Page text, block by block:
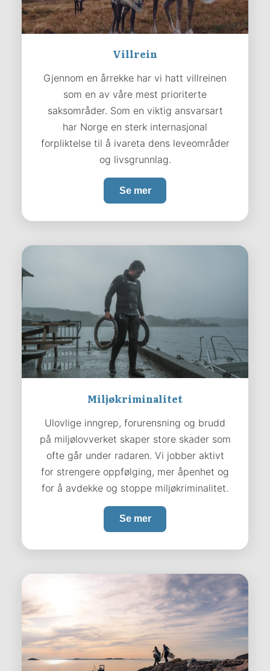
Villrein
Gjennom en årrekke har vi hatt villreinen
som en av våre mest prioriterte
saksområder. Som en viktig ansvarsart
har Norge en sterk internasjonal
forpliktelse til å ivareta dens leveområder
og livsgrunnlag.
Se mer
Miljøkriminalitet
Ulovlige inngrep, forurensning og brudd
på miljølovverket skaper store skader som
ofte går under radaren. Vi jobber aktivt
for strengere oppfølging, mer åpenhet og
for å avdekke og stoppe miljøkriminalitet.
Se mer